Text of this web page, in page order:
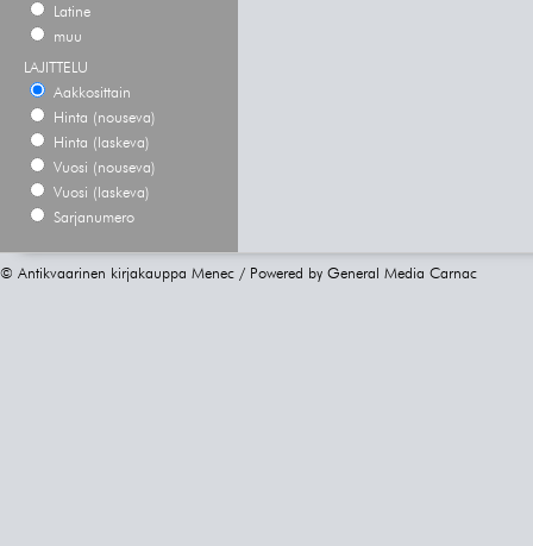
Latine
muu
LAJITTELU
Aakkosittain
Hinta (nouseva)
Hinta (laskeva)
Vuosi (nouseva)
Vuosi (laskeva)
Sarjanumero
© Antikvaarinen kirjakauppa Menec / Powered by General Media Carnac